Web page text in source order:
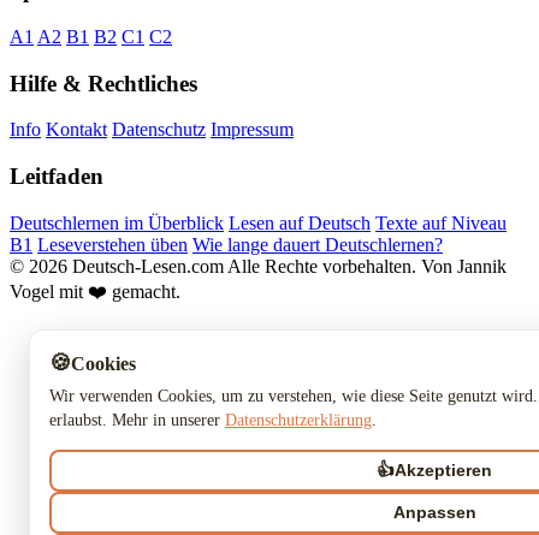
A1 A2 B1 B2 C1 C2
Hilfe & Rechtliches
Info Kontakt Datenschutz Impressum
Leitfaden
Deutschlernen im Überblick Lesen auf Deutsch Texte auf Niveau
B1 Leseverstehen üben Wie lange dauert Deutschlernen?
© 2026 Deutsch-Lesen.com Alle Rechte vorbehalten. Von Jannik
Vogel mit ❤️ gemacht.
🍪Cookies
Wir verwenden Cookies, um zu verstehen, wie diese Seite genutzt
erlaubst. Mehr in unserer Datenschutzerklärung.
👍Akzeptieren
Anpassen